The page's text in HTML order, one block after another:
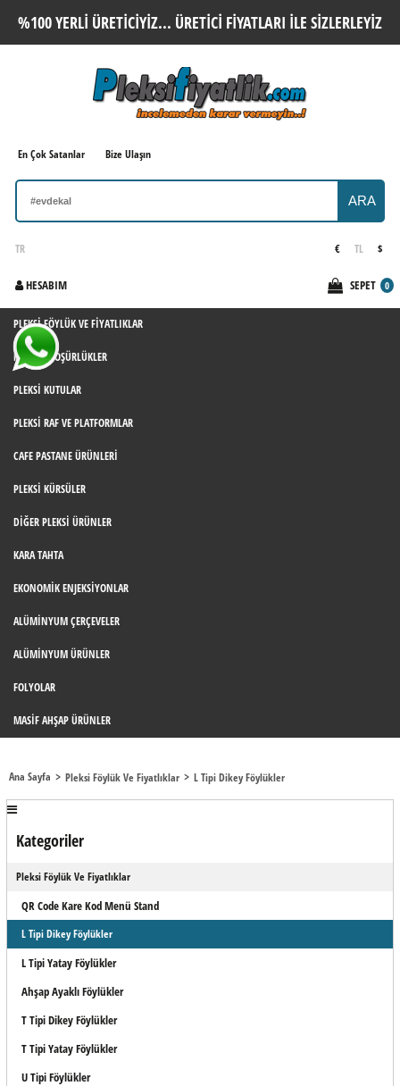
%100 YERLI ÜRETICIYIZ... ÜRETICI FIYATLARI ILE SIZLERLEYIZ
En Çok Satanlar Bize Ulaşın
ARA
TR
HESABIM
€ TL $
SEPET 0
PLEKSI FÖYLÜK VE FIYATLIKLAR
PLEKSI BROŞÜRLÜKLER
PLEKSI KUTULAR
PLEKSI RAF VE PLATFORMLAR
CAFE PASTANE ÜRÜNLERI
PLEKSI KÜRSÜLER
DIĞER PLEKSI ÜRÜNLER
KARA TAHTA
EKONOMIK ENJEKSIYONLAR
ALÜMINYUM ÇERÇEVELER
ALÜMINYUM ÜRÜNLER
FOLYOLAR
MASIF AHŞAP ÜRÜNLER
Ana Sayfa Pleksi Föylük Ve Fiyatlıklar L Tipi Dikey Föylükler
Kategoriler
Pleksi Föylük Ve Fiyatlıklar
QR Code Kare Kod Menü Stand
L Tipi Dikey Föylükler
L Tipi Yatay Föylükler
Ahşap Ayaklı Föylükler
T Tipi Dikey Föylükler
T Tipi Yatay Föylükler
U Tipi Föylükler